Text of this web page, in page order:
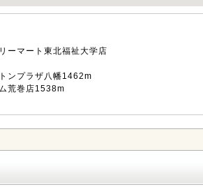
ーマート東北福祉大学店
ンプラザ八幡1462m
荒巻店1538m